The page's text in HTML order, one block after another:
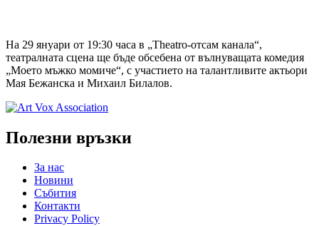
На 29 януари от 19:30 часа в „Theatro-отсам канала“,
театралната сцена ще бъде обсебена от вълнуващата комедия
„Моето мъжко момиче“, с участието на талантливите актьори
Мая Бежанска и Михаил Билалов.
Полезни връзки
За нас
Новини
Събития
Контакти
Privacy Policy